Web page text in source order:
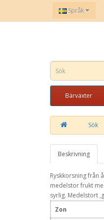
Språk
Bärväxter
Sök
Beskrivning
Ryskkorsning från
medelstor frukt
syrlig. Medelstort
Zon